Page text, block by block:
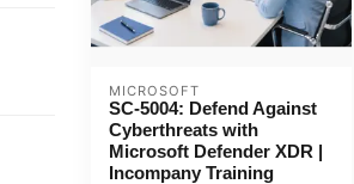
MICROSOFT
SC-5004: Defend Against
Cyberthreats with
Microsoft Defender XDR |
Incompany Training